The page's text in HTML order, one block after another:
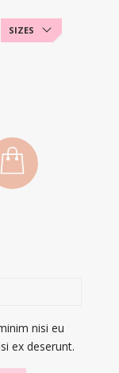
SIZES
nisi eu
ex deserunt.